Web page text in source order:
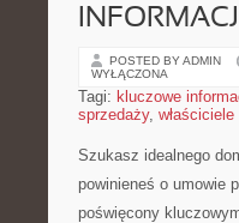
POSTED BY ADMIN
WYŁĄCZONA
Tagi: kluczowe
sprzedaży, właściciele
Szukasz idealnego
⁢powinieneś o umowie
poświęcony